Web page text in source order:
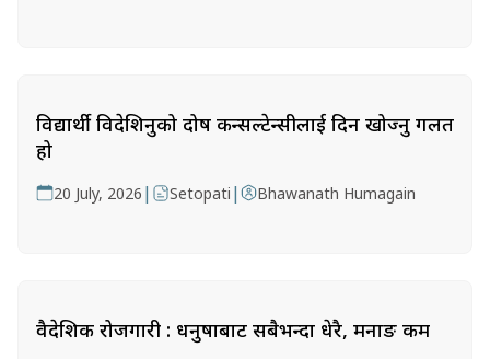
विद्यार्थी विदेशिनुको दोष कन्सल्टेन्सीलाई दिन खोज्नु गलत
हो
20 July, 2026 | Setopati | Bhawanath Humagain
वैदेशिक रोजगारी : धनुषाबाट सबैभन्दा धेरै, मनाङ कम